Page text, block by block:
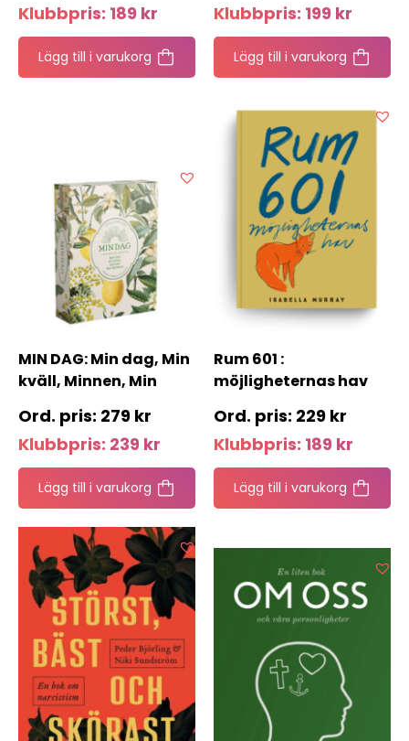
Klubbpris: 189 kr
Lägg till i varukorg
Klubbpris: 199 kr
Lägg till i varukorg
MIN DAG: Min dag, Min
kväll, Minnen, Min
279 kr
Klubbpris: 239 kr
Lägg till i varukorg
Rum 601 :
möjligheternas hav
229 kr
Klubbpris: 189 kr
Lägg till i varukorg